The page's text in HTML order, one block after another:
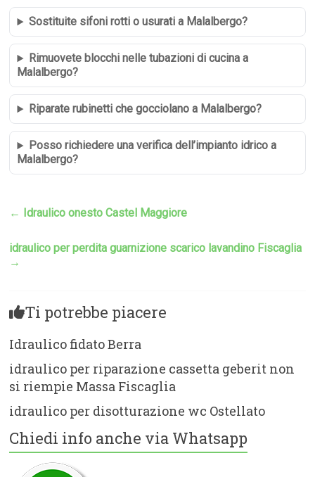
Sostituite sifoni rotti o usurati a Malalbergo?
Rimuovete blocchi nelle tubazioni di cucina a
Malalbergo?
Riparate rubinetti che gocciolano a Malalbergo?
Posso richiedere una verifica dell’impianto idrico a
Malalbergo?
← Idraulico onesto Castel Maggiore
idraulico per perdita guarnizione scarico lavandino Fiscaglia
→
Ti potrebbe piacere
Idraulico fidato Berra
idraulico per riparazione cassetta geberit non
si riempie Massa Fiscaglia
idraulico per disotturazione wc Ostellato
Chiedi info anche via Whatsapp